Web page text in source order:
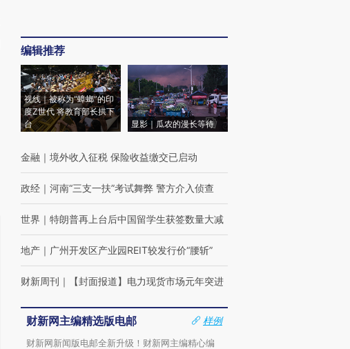
编辑推荐
视线｜被称为“蟑螂”的印
度Z世代 将教育部长拱下
台
显影｜瓜农的漫长等待
金融 ｜ 境外收入征税 保险收益缴交已启动
政经 ｜ 河南“三支一扶”考试舞弊 警方介入侦查
世界 ｜ 特朗普再上台后中国留学生获签数量大减
地产 ｜ 广州开发区产业园REIT较发行价“腰斩”
财新周刊 ｜ 【封面报道】电力现货市场元年突进
财新网主编精选版电邮
样例
财新网新闻版电邮全新升级！财新网主编精心编